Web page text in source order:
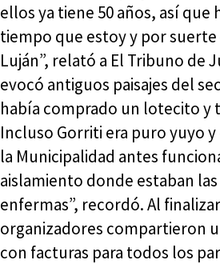
ellos ya tiene 50 años, así que
tiempo que estoy y por suerte
Luján”, relató a El Tribuno de
evocó antiguos paisajes del
había comprado un lotecito y
Incluso Gorriti era puro yuyo
la Municipalidad antes
aislamiento donde estaban
enfermas”, recordó. Al
organizadores compartieron
con facturas para todos los